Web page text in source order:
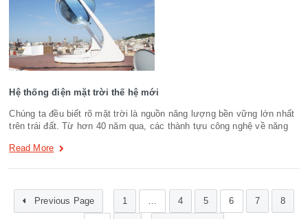
Hệ thống điện mặt trời thế hệ mới
Chúng ta đều biết rõ mặt trời là nguồn năng lượng bền vững lớn nhất
trên trái đất. Từ hơn 40 năm qua, các thành tựu công nghệ về năng
Read More
Previous Page 1 … 4 5 6 7 8